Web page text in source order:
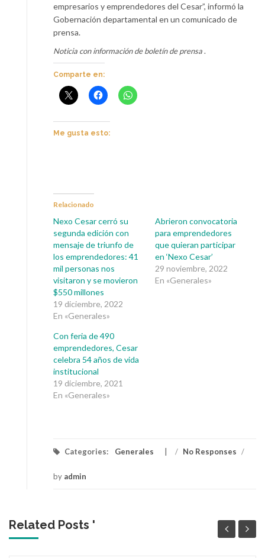
empresarios y emprendedores del Cesar”, informó la
Gobernación departamental en un comunicado de
prensa.
Noticia con información de boletín de prensa.
Comparte en:
Me gusta esto:
Relacionado
Nexo Cesar cerró su
segunda edición con
mensaje de triunfo de
los emprendedores: 41
mil personas nos
visitaron y se movieron
$550 millones
19 diciembre, 2022
En «Generales»
Abrieron convocatoria
para emprendedores
que quieran participar
en ‘Nexo Cesar’
29 noviembre, 2022
En «Generales»
Con feria de 490
emprendedores, Cesar
celebra 54 años de vida
institucional
19 diciembre, 2021
En «Generales»
Categories: Generales / No Responses /
by admin
Related Posts '